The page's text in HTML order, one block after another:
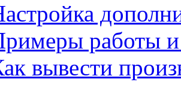
работы
вывести